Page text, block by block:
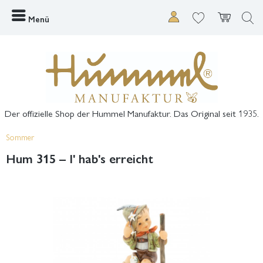
Menü
Der offizielle Shop der Hummel Manufaktur. Das Original seit 1935.
Sommer
Hum 315 – I' hab's erreicht